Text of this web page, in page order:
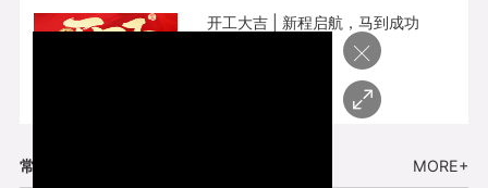
开工大吉 | 新程启航，马到成功
常见问题 MORE+
×